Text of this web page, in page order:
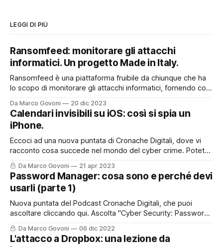
LEGGI DI PIÙ
Ransomfeed: monitorare gli attacchi
informatici. Un progetto Made in Italy.
Ransomfeed è una piattaforma fruibile da chiunque che ha
lo scopo di monitorare gli attacchi informatici, fornendo così
security, ma non solo. E' anche uno strumento divulgativo
che permette a tutti quanti di poter accedere ad
informazioni che spesso
Da Marco Govoni 20 dic 2023
Calendari invisibili su iOS: così si spia un
iPhone.
Eccoci ad una nuova puntata di Cronache Digitali, dove vi
racconto cosa succede nel mondo del cyber crime. Potete
asoltare la puntata sul mio Podcast, cliccando qui o nel box
sottostante, oppure, continuare a leggere per trovare tutti i
riferimenti ed i link presenti nella storia del podcast di oggi.
Da Marco Govoni 21 apr 2023
Password Manager: cosa sono e perché devi
usarli (parte 1)
Nuova puntata del Podcast Cronache Digitali, che puoi
ascoltare cliccando qui. Ascolta "Cyber Security: Password
Manager. Cosa sono e perché devi usarli." su Spreaker.
Oggi vi lascio anche il contributo con questo post perché
l'argomento è molto interessante e certamente andrà
Da Marco Govoni 06 dic 2022
L'attacco a Dropbox: una lezione da